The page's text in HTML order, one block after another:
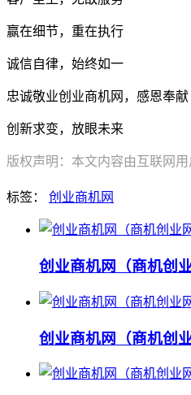
赢在细节，重在执行
诚信自律，始终如一
忠诚敬业创业商机网，感恩奉献
创新求变，放眼未来
版权声明：本文内容由互联网
标签： 创业商机网
创业商机网（商机创
创业商机网（商机创